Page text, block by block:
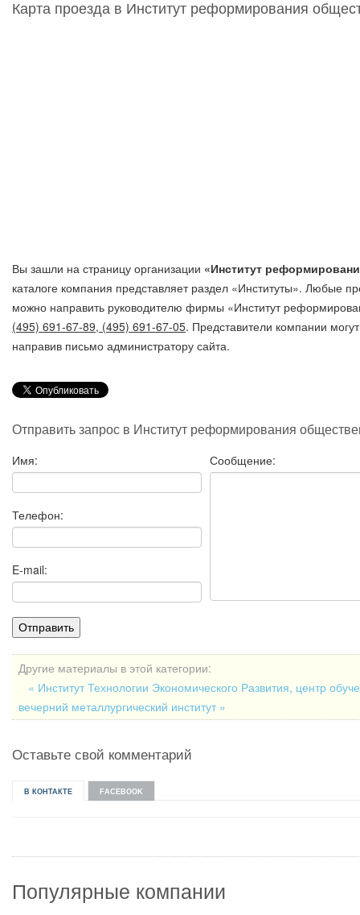
Карта проезда в Институт реформирования
Вы зашли на страницу организации «Институт
каталоге компания представляет раздел «Институты». Любые
можно направить руководителю фирмы «Институт
(495) 691-67-89, (495) 691-67-05. Представители компании
направив письмо администратору сайта.
Отправить запрос в Институт реформирования
Имя:
Телефон:
E-mail:
Сообщение:
Другие материалы в этой категории:
« Институт Технологии Экономического Развития, центр
вечерний металлургический институт »
Оставьте свой комментарий
В КОНТАКТЕ FACEBOOK
Популярные компании